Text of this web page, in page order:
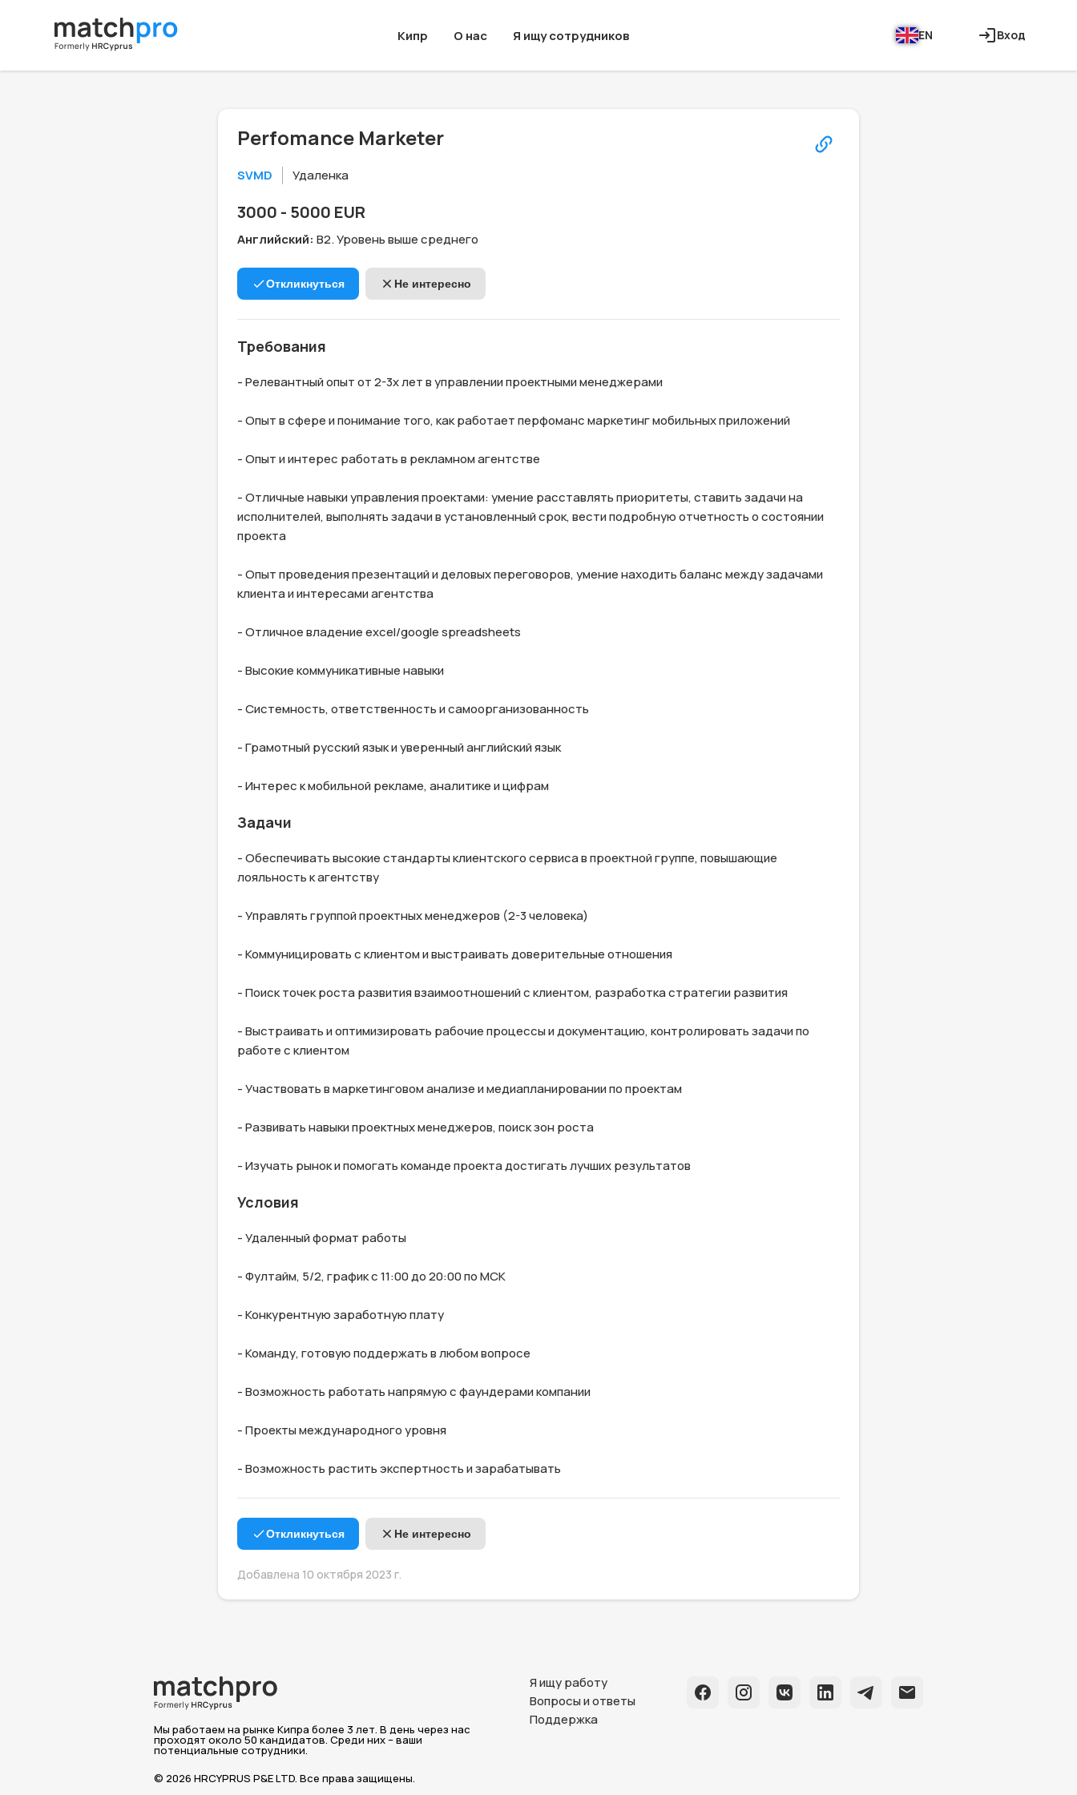
Кипр О нас Я ищу сотрудников EN Вход
Perfomance Marketer
SVMD Удаленка
3000 - 5000 EUR
Английский: B2. Уровень выше среднего
Откликнуться Не интересно
Требования
- Релевантный опыт от 2-3х лет в управлении проектными менеджерами
- Опыт в сфере и понимание того, как работает перфоманс маркетинг мобильных приложений
- Опыт и интерес работать в рекламном агентстве
- Отличные навыки управления проектами: умение расставлять приоритеты, ставить задачи на
исполнителей, выполнять задачи в установленный срок, вести подробную отчетность о состоянии
проекта
- Опыт проведения презентаций и деловых переговоров, умение находить баланс между задачами
клиента и интересами агентства
- Отличное владение excel/google spreadsheets
- Высокие коммуникативные навыки
- Системность, ответственность и самоорганизованность
- Грамотный русский язык и уверенный английский язык
- Интерес к мобильной рекламе, аналитике и цифрам
Задачи
- Обеспечивать высокие стандарты клиентского сервиса в проектной группе, повышающие
лояльность к агентству
- Управлять группой проектных менеджеров (2-3 человека)
- Коммуницировать с клиентом и выстраивать доверительные отношения
- Поиск точек роста развития взаимоотношений с клиентом, разработка стратегии развития
- Выстраивать и оптимизировать рабочие процессы и документацию, контролировать задачи по
работе с клиентом
- Участвовать в маркетинговом анализе и медиапланировании по проектам
- Развивать навыки проектных менеджеров, поиск зон роста
- Изучать рынок и помогать команде проекта достигать лучших результатов
Условия
- Удаленный формат работы
- Фултайм, 5/2, график с 11:00 до 20:00 по МСК
- Конкурентную заработную плату
- Команду, готовую поддержать в любом вопросе
- Возможность работать напрямую с фаундерами компании
- Проекты международного уровня
- Возможность растить экспертность и зарабатывать
Откликнуться Не интересно
Добавлена 10 октября 2023 г.
Мы работаем на рынке Кипра более 3 лет. В день через нас
проходят около 50 кандидатов. Среди них – ваши
потенциальные сотрудники.
© 2026 HRCYPRUS P&E LTD. Все права защищены.
Я ищу работу
Вопросы и ответы
Поддержка